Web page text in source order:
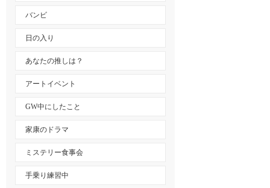
バンビ
日の入り
あなたの推しは？
アートイベント
GW中にしたこと
家康のドラマ
ミステリー食事会
手乗り練習中